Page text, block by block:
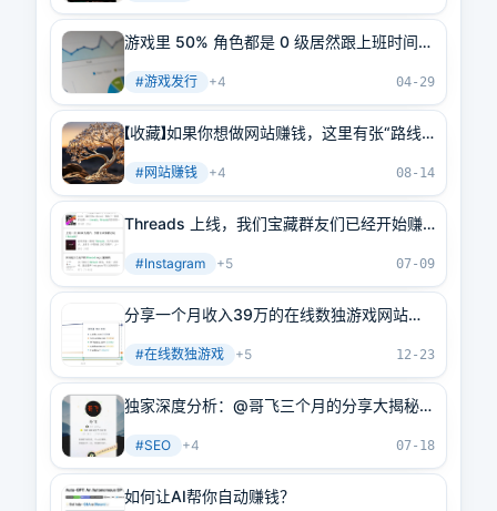
游戏里 50% 角色都是 0 级居然跟上班时间
#游戏发行 +4 04-29
【收藏】如果你想做网站赚钱，这里有张“路线
#网站赚钱 +4 08-14
Threads 上线，我们宝藏群友们已经开始赚
#Instagram +5 07-09
分享一个月收入39万的在线数独游戏网站，
#在线数独游戏 +5 12-23
独家深度分析：@哥飞三个月的分享大揭秘，
#SEO +4 07-18
如何让AI帮你自动赚钱？